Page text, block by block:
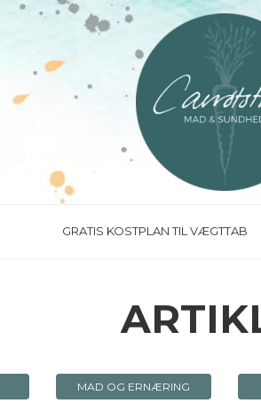
GRATIS KOSTPLAN TIL VÆGTTAB
MAD OG ERNÆRING